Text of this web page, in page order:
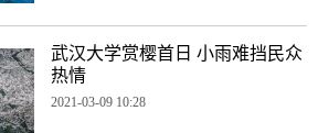
武汉大学赏樱首日 小雨难挡民众
热情
2021-03-09 10:28